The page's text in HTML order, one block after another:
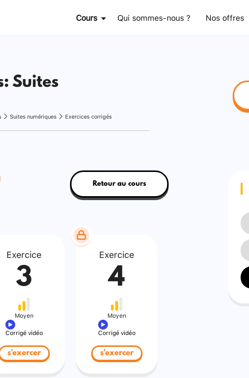
Cours Qui sommes-nous ? Nos offres
Suites
Suites numériques Exercices corrigés
Retour au cours
Exercice
3
Moyen
Corrigé vidéo
s'exercer
Exercice
4
Moyen
Corrigé vidéo
s'exercer